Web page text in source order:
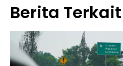
Berita Terkait